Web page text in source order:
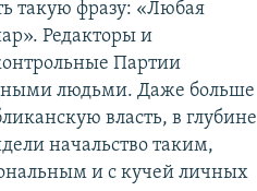
такую фразу: «Любая
Редакторы и
Партии
людьми. Даже больше
власть, в глубине
начальство таким,
и с кучей личных